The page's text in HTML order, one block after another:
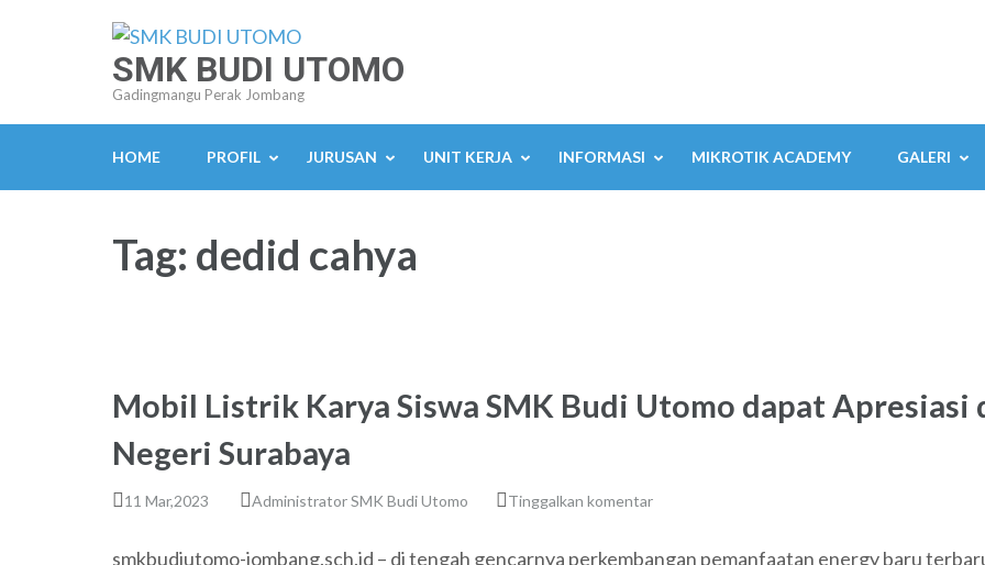
Enter)
SMK BUDI UTOMO
Gadingmangu Perak Jombang
HOME PROFIL JURUSAN UNIT KERJA INFORMASI MIKROTIK ACADEMY GALERI
Tag: dedid cahya
Mobil Listrik Karya Siswa SMK Budi Utomo dapat
Negeri Surabaya
11 Mar,2023 Administrator SMK Budi Utomo Tinggalkan komentar
smkbudiutomo-jombang.sch.id – di tengah gencarnya perkembangan pemanfaatan energy baru